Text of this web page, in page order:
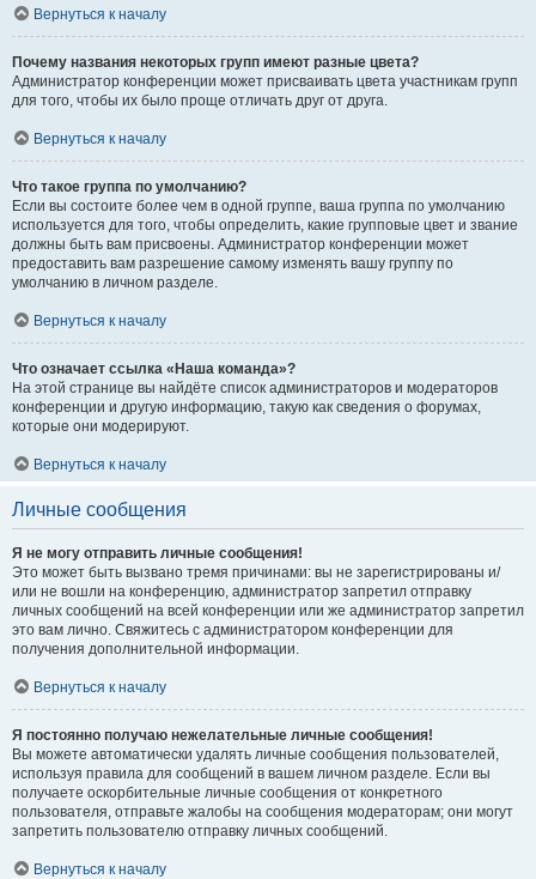
Вернуться к началу
Почему названия некоторых групп имеют разные цвета?
Администратор конференции может присваивать цвета участникам групп
для того, чтобы их было проще отличать друг от друга.
Вернуться к началу
Что такое группа по умолчанию?
Если вы состоите более чем в одной группе, ваша группа по умолчанию
используется для того, чтобы определить, какие групповые цвет и звание
должны быть вам присвоены. Администратор конференции может
предоставить вам разрешение самому изменять вашу группу по
умолчанию в личном разделе.
Вернуться к началу
Что означает ссылка «Наша команда»?
На этой странице вы найдёте список администраторов и модераторов
конференции и другую информацию, такую как сведения о форумах,
которые они модерируют.
Вернуться к началу
Личные сообщения
Я не могу отправить личные сообщения!
Это может быть вызвано тремя причинами: вы не зарегистрированы и/
или не вошли на конференцию, администратор запретил отправку
личных сообщений на всей конференции или же администратор запретил
это вам лично. Свяжитесь с администратором конференции для
получения дополнительной информации.
Вернуться к началу
Я постоянно получаю нежелательные личные сообщения!
Вы можете автоматически удалять личные сообщения пользователей,
используя правила для сообщений в вашем личном разделе. Если вы
получаете оскорбительные личные сообщения от конкретного
пользователя, отправьте жалобы на сообщения модераторам; они могут
запретить пользователю отправку личных сообщений.
Вернуться к началу